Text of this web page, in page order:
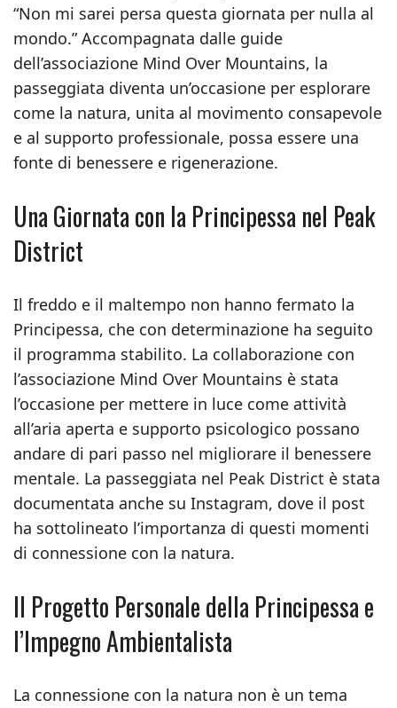
“Non mi sarei persa questa giornata per nulla al
mondo.” Accompagnata dalle guide
dell’associazione Mind Over Mountains, la
passeggiata diventa un’occasione per esplorare
come la natura, unita al movimento consapevole
e al supporto professionale, possa essere una
fonte di benessere e rigenerazione.
Una Giornata con la Principessa nel Peak
District
Il freddo e il maltempo non hanno fermato la
Principessa, che con determinazione ha seguito
il programma stabilito. La collaborazione con
l’associazione Mind Over Mountains è stata
l’occasione per mettere in luce come attività
all’aria aperta e supporto psicologico possano
andare di pari passo nel migliorare il benessere
mentale. La passeggiata nel Peak District è stata
documentata anche su Instagram, dove il post
ha sottolineato l’importanza di questi momenti
di connessione con la natura.
Il Progetto Personale della Principessa e
l’Impegno Ambientalista
La connessione con la natura non è un tema